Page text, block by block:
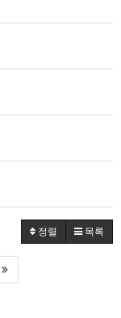
정렬 목록